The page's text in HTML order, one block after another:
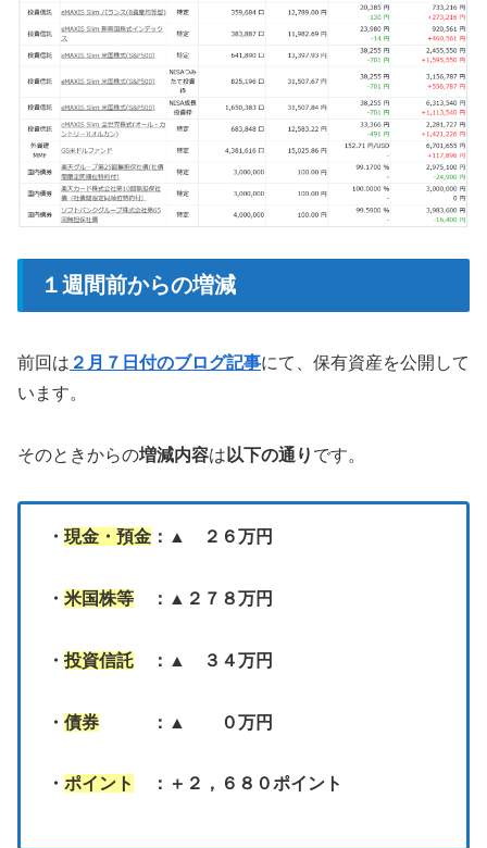
１週間前からの増減
前回は ２月７日付のブログ記事にて、保有資産を公開して
います。
そのときからの増減内容は 以下の通り です。
・ 現金・預金 ：▲ ２６万円
・ 米国株等 ：▲２７８万円
・ 投資信託 ：▲ ３４万円
・ 債券 ：▲ ０万円
・ ポイント ：＋２，６８０ポイント